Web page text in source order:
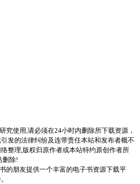
究使用,请必须在24小时内删除所下载资源，
发的法律纠纷及连带责任本站和发布者概不
整理,版权归原作者或本站特约原创作者所
删除!
的朋友提供一个丰富的电子书资源下载平